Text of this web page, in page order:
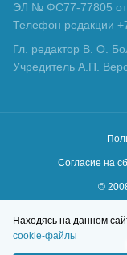
ЭЛ № ФС77-77805 от
Телефон редакции
Гл. редактор В. О.
Учредитель А.П.
Согласие на
©
Находясь на данном
cookie-файлы